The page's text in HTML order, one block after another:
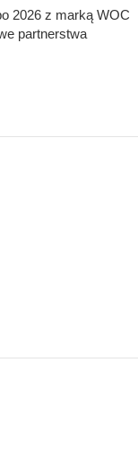
2026 z marką WOC
partnerstwa